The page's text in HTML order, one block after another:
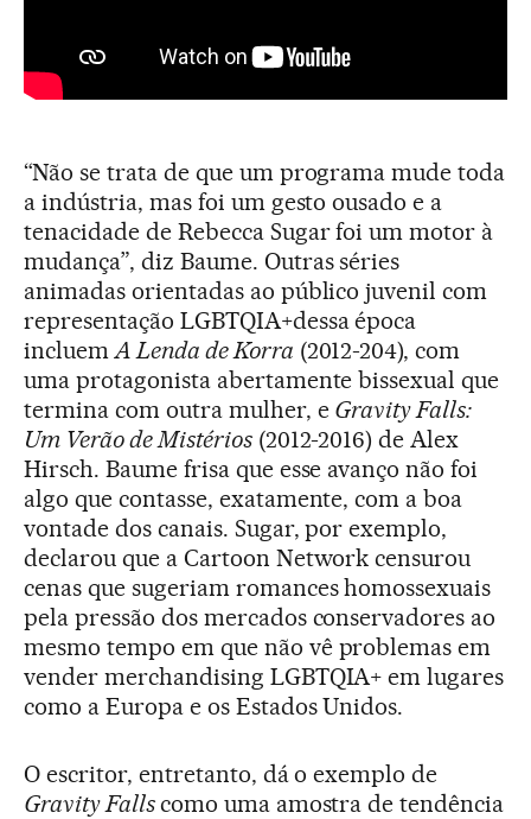
“Não se trata de que um programa mude toda
a indústria, mas foi um gesto ousado e a
tenacidade de Rebecca Sugar foi um motor à
mudança”, diz Baume. Outras séries
animadas orientadas ao público juvenil com
representação LGBTQIA+dessa época
incluemA Lenda de Korra (2012-204), com
uma protagonista abertamente bissexual que
termina com outra mulher, e Gravity Falls:
Um Verão de Mistérios(2012-2016) de Alex
Hirsch. Baume frisa que esse avanço não foi
algo que contasse, exatamente, com a boa
vontade dos canais. Sugar, por exemplo,
declarou que a Cartoon Network censurou
cenas que sugeriam romances homossexuais
pela pressão dos mercados conservadores ao
mesmo tempo em que não vê problemas em
vender merchandising LGBTQIA+ em lugares
como a Europa e os Estados Unidos.
O escritor, entretanto, dá o exemplo de
Gravity Fallscomo uma amostra de tendência